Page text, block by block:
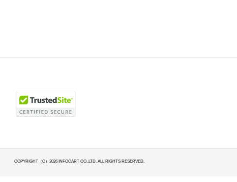
COPYRIGHT（C）2026 INFOCART CO.,LTD. ALL RIGHTS RESERVED.